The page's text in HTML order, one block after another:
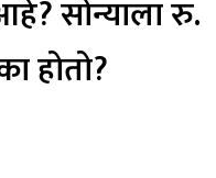
सोन्याला रु.
होतो?